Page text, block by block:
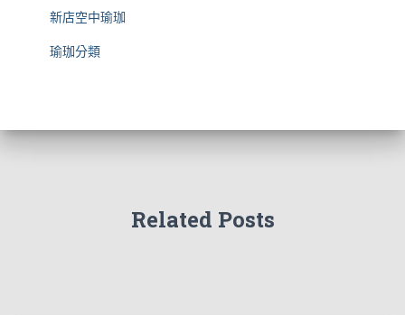
新店空中瑜珈
瑜珈分類
Related Posts